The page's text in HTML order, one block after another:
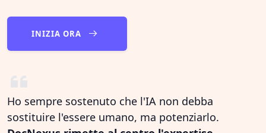
INIZIA ORA
Ho sempre sostenuto che l'IA non debba
sostituire l'essere umano, ma potenziarlo.